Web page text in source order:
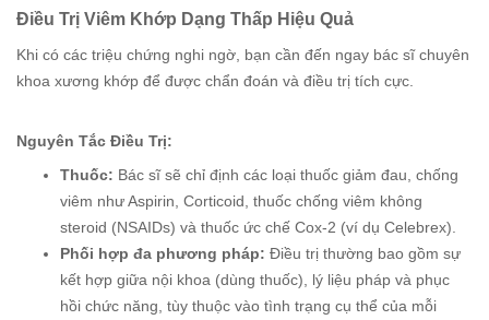
Điều Trị Viêm Khớp Dạng Thấp Hiệu Quả
Khi có các triệu chứng nghi ngờ, bạn cần đến ngay bác sĩ chuyên
khoa xương khớp để được chẩn đoán và điều trị tích cực.
Nguyên Tắc Điều Trị:
Thuốc: Bác sĩ sẽ chỉ định các loại thuốc giảm đau, chống
viêm như Aspirin, Corticoid, thuốc chống viêm không
steroid (NSAIDs) và thuốc ức chế Cox-2 (ví dụ Celebrex).
Phối hợp đa phương pháp: Điều trị thường bao gồm sự
kết hợp giữa nội khoa (dùng thuốc), lý liệu pháp và phục
hồi chức năng, tùy thuộc vào tình trạng cụ thể của mỗi